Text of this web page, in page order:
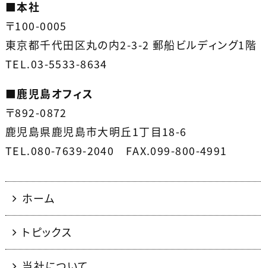
■本社
〒100-0005
東京都千代田区丸の内2-3-2 郵船ビルディング1階
TEL.03-5533-8634
■鹿児島オフィス
〒892-0872
鹿児島県鹿児島市大明丘1丁目18-6
TEL.080-7639-2040 FAX.099-800-4991
ホーム
トピックス